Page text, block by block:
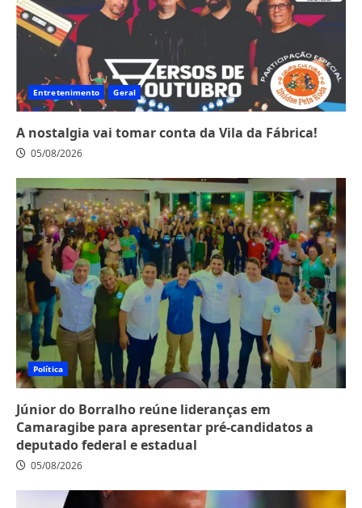
Entretenimento Geral
A nostalgia vai tomar conta da Vila da Fábrica!
05/08/2026
Política
Júnior do Borralho reúne lideranças em
Camaragibe para apresentar pré-candidatos a
deputado federal e estadual
05/08/2026